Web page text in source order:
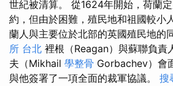
世紀被清算。 從1624年開始，荷蘭
約，但由於困難，殖民地和祖國較小
蘭人與主要位於北部的英國殖民地的
所 台北 裡根（Reagan）與蘇聯負責
夫（Mikhail 學整骨 Gorbachev）會
與他簽署了一項全面的裁軍協議。 搜